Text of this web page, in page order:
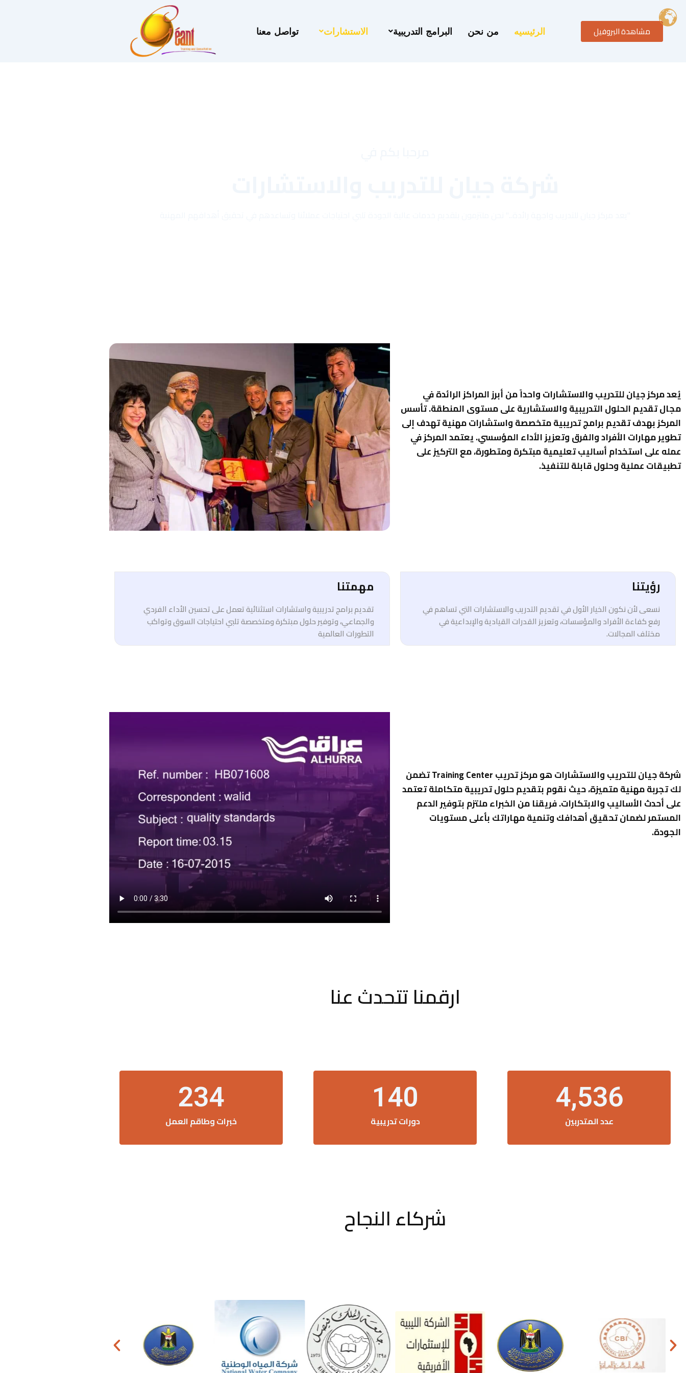
تخطي
إلى
مشاهدة البروفيل الرئيسيه من نحن البرامج التدريبية الاستشارات تواصل معنا
يُعد مركز جيان للتدريب والاستشارات واحداً من أبرز المراكز الرائدة في
مجال تقديم الحلول التدريبية والاستشارية على مستوى المنطقة. تأسس
المركز بهدف تقديم برامج تدريبية متخصصة واستشارات مهنية تهدف إلى
تطوير مهارات الأفراد والفرق وتعزيز الأداء المؤسسي. يعتمد المركز في
عمله على استخدام أساليب تعليمية مبتكرة ومتطورة، مع التركيز على
تطبيقات عملية وحلول قابلة للتنفيذ.
رؤيتنا
نسعى لأن نكون الخيار الأول في تقديم التدريب والاستشارات التي تساهم في
رفع كفاءة الأفراد والمؤسسات، وتعزيز القدرات القيادية والإبداعية في
مختلف المجالات.
مهمتنا
تقديم برامج تدريبية واستشارات استثنائية تعمل على تحسين الأداء الفردي
والجماعي، وتوفير حلول مبتكرة ومتخصصة تلبي احتياجات السوق وتواكب
التطورات العالمية
شركة جيان للتدريب والاستشارات هو مركز تدريب Training Center تضمن
لك تجربة مهنية متميزة، حيث نقوم بتقديم حلول تدريبية متكاملة تعتمد
على أحدث الأساليب والابتكارات. فريقنا من الخبراء ملتزم بتوفير الدعم
المستمر لضمان تحقيق أهدافك وتنمية مهاراتك بأعلى مستويات
الجودة.
ارقمنا تتحدث عنا
عدد المتدربين
4,536
دورات تدريبية
140
خبرات وطاقم العمل
234
شركاء النجاح